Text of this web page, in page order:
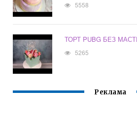
5558
ТОРТ PUBG БЕЗ
5265
Реклама